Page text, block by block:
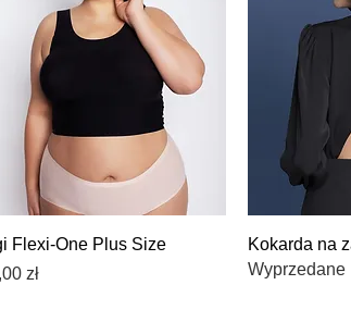
Podgląd
Flexi-One Plus Size
zł
Kokarda na
Wyprzedane